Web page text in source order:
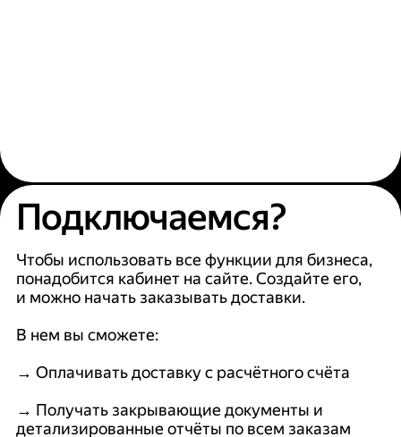
Подключаемся?
Чтобы использовать все функции для бизнеса,
понадобится кабинет на сайте. Создайте его,
и можно начать заказывать доставки.
В нем вы сможете:
→ Оплачивать доставку с расчётного счёта
→ Получать закрывающие документы и
детализированные отчёты по всем заказам